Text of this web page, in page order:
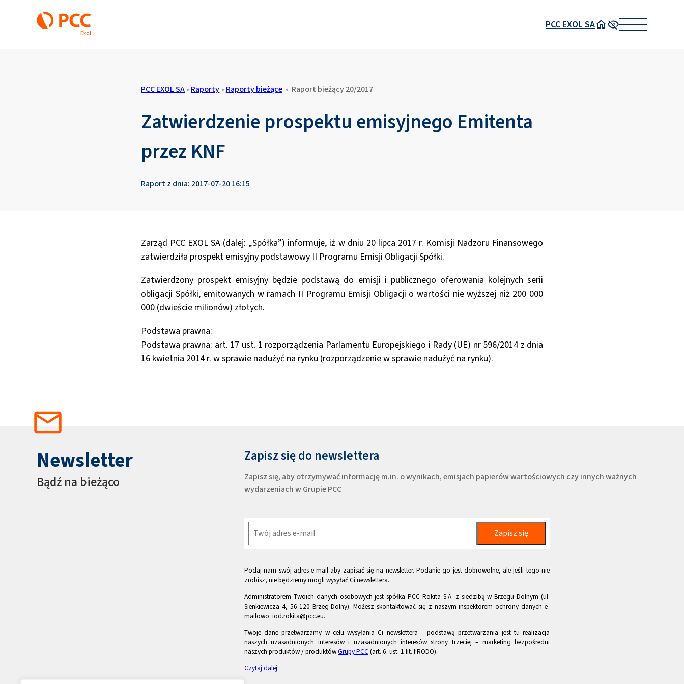
PCC EXOL SA
Strona główna
Wysoki kontrast
PCC EXOL SA• Raporty • Raporty bieżące • Raport bieżący 20/2017
Zatwierdzenie prospektu emisyjnego Emitenta
przez KNF
Raport z dnia: 2017-07-20 16:15
Zarząd PCC EXOL SA (dalej: „Spółka”) informuje, iż w dniu 20 lipca 2017 r. Komisji Nadzoru Finansowego
zatwierdziła prospekt emisyjny podstawowy II Programu Emisji Obligacji Spółki.
Zatwierdzony prospekt emisyjny będzie podstawą do emisji i publicznego oferowania kolejnych serii
obligacji Spółki, emitowanych w ramach II Programu Emisji Obligacji o wartości nie wyższej niż 200 000
000 (dwieście milionów) złotych.
Podstawa prawna:
Podstawa prawna: art. 17 ust. 1 rozporządzenia Parlamentu Europejskiego i Rady (UE) nr 596/2014 z dnia
16 kwietnia 2014 r. w sprawie nadużyć na rynku (rozporządzenie w sprawie nadużyć na rynku).
Newsletter
Bądź na bieżąco
Zapisz się do newslettera
Zapisz się, aby otrzymywać informację m.in. o wynikach, emisjach papierów wartościowych czy innych ważnych
wydarzeniach w Grupie PCC
Zapisz się
Podaj nam swój adres e-mail aby zapisać się na newsletter. Podanie go jest dobrowolne, ale jeśli tego nie
zrobisz, nie będziemy mogli wysyłać Ci newslettera.
Administratorem Twoich danych osobowych jest spółka PCC Rokita S.A. z siedzibą w Brzegu Dolnym (ul.
Sienkiewicza 4, 56-120 Brzeg Dolny). Możesz skontaktować się z naszym inspektorem ochrony danych e-
mailowo: iod.rokita@pcc.eu.
Twoje dane przetwarzamy w celu wysyłania Ci newslettera – podstawą przetwarzania jest tu realizacja
naszych uzasadnionych interesów i uzasadnionych interesów strony trzeciej – marketing bezpośredni
naszych produktów / produktówGrupy PCC (art. 6. ust. 1 lit. f RODO).
Czytaj dalej